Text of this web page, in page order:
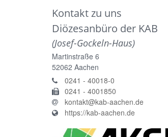
Kontakt zu uns
Diözesanbüro der KAB
(Josef-Gockeln-Haus)
Martinstraße 6
52062 Aachen
0241 - 40018-0
0241 - 4001850
kontakt@kab-aachen.de
https://kab-aachen.de